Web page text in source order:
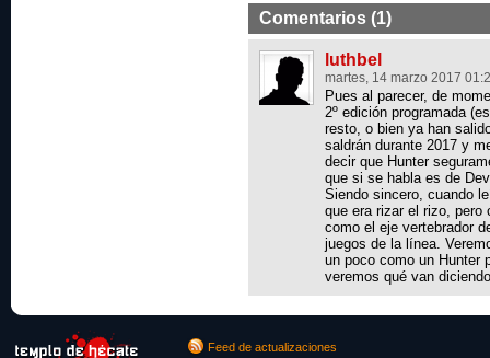
Comentarios (1)
luthbel
martes, 14 marzo 2017
Pues al parecer, de
2º edición programada
resto, o bien ya han
saldrán durante 2017 y
decir que Hunter
que si se habla es de
Siendo sincero, cuando
que era rizar el rizo, pero
como el eje vertebrador
juegos de la línea.
un poco como un Hunter
veremos qué van
Feed de actualizaciones